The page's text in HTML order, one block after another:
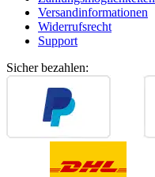
Versandinformationen
Widerrufsrecht
Support
Sicher bezahlen: